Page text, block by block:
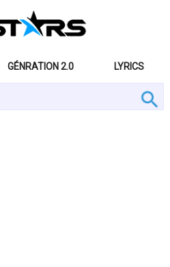
GÉNRATION 2.0 LYRICS